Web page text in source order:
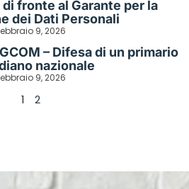
fronte al Garante per la
dei Dati Personali
9, 2026
– Difesa di un primario
nazionale
9, 2026
1 2